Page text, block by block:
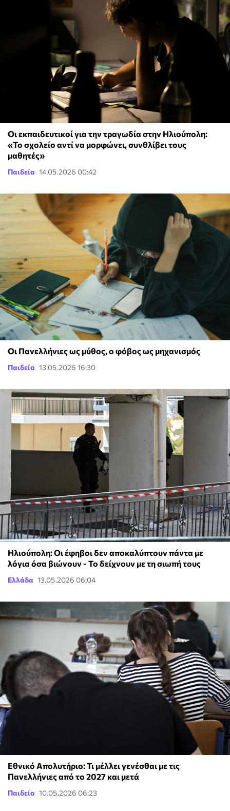
Οι εκπαιδευτικοί για την τραγωδία στην Ηλιούπολη:
«Το σχολείο αντί να μορφώνει, συνθλίβει τους
μαθητές»
Παιδεία 14.05.2026 00:42
Οι Πανελλήνιες ως μύθος, ο φόβος ως μηχανισμός
Παιδεία 13.05.2026 16:30
Ηλιούπολη: Οι έφηβοι δεν αποκαλύπτουν πάντα με
λόγια όσα βιώνουν - Το δείχνουν με τη σιωπή τους
Ελλάδα 13.05.2026 06:04
Εθνικό Απολυτήριο: Τι μέλλει γενέσθαι με τις
Πανελλήνιες από το 2027 και μετά
Παιδεία 10.05.2026 06:23